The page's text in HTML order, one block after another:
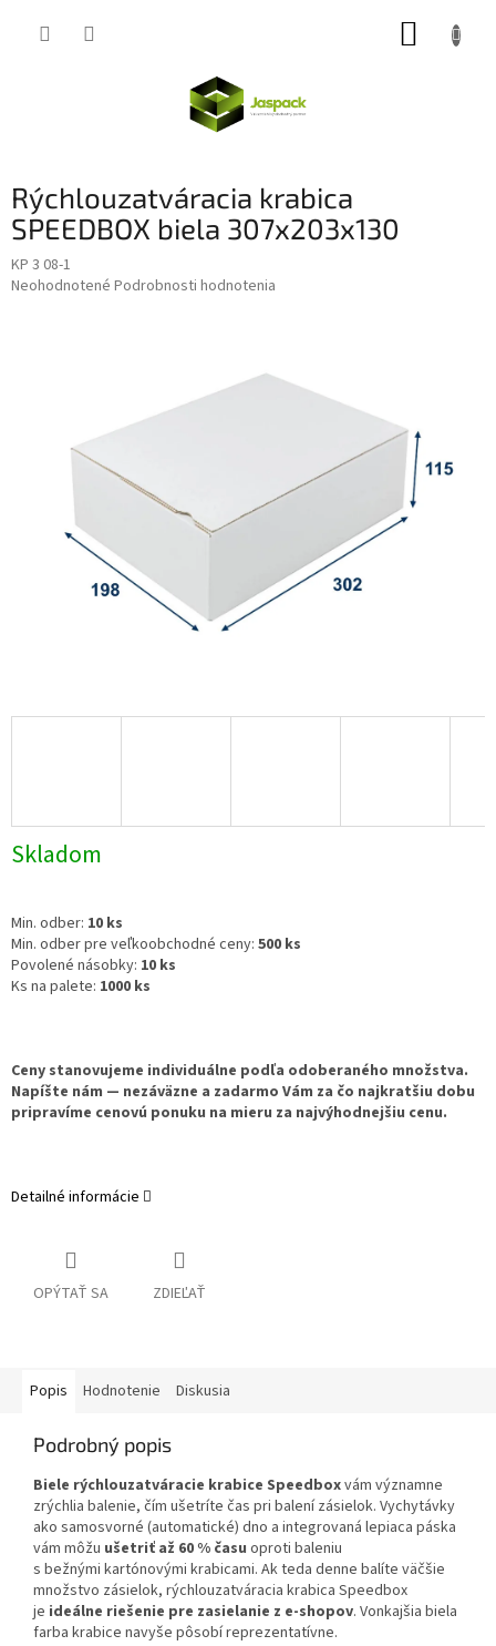
Rýchlouzatváracia krabica
SPEEDBOX biela 307x203x130
KP 3 08-1
Priemerné
Neohodnotené Podrobnosti hodnotenia
Skladom
Min. odber: 10 ks
Min. odber pre veľkoobchodné ceny: 500 ks
Povolené násobky: 10 ks
Ks na palete: 1000 ks
Ceny stanovujeme individuálne podľa odoberaného množstva.
Napíšte nám — nezáväzne a zadarmo Vám za čo najkratšiu dobu
pripravíme cenovú ponuku na mieru za najvýhodnejšiu cenu.
Detailné informácie
OPÝTAŤ SA ZDIEĽAŤ
Popis Hodnotenie Diskusia
Podrobný popis
Biele rýchlouzatváracie krabice Speedboxvám významne
zrýchlia balenie, čím ušetríte čas pri balení zásielok. Vychytávky
ako samosvorné (automatické) dno a integrovaná lepiaca páska
vám môžu ušetriť až 60 % času oproti baleniu
s bežnými kartónovými krabicami. Ak teda denne balíte väčšie
množstvo zásielok, rýchlouzatváracia krabica Speedbox
je ideálne riešenie pre zasielanie z e-shopov. Vonkajšia biela
farba krabice navyše pôsobí reprezentatívne.